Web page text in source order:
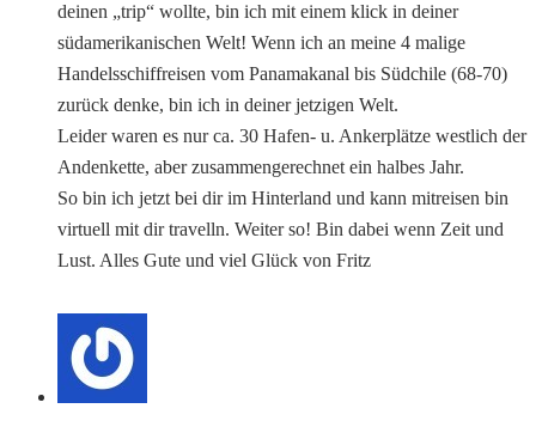
deinen „trip“ wollte, bin ich mit einem klick in deiner
südamerikanischen Welt! Wenn ich an meine 4 malige
Handelsschiffreisen vom Panamakanal bis Südchile (68-70)
zurück denke, bin ich in deiner jetzigen Welt.
Leider waren es nur ca. 30 Hafen- u. Ankerplätze westlich der
Andenkette, aber zusammengerechnet ein halbes Jahr.
So bin ich jetzt bei dir im Hinterland und kann mitreisen bin
virtuell mit dir travelln. Weiter so! Bin dabei wenn Zeit und
Lust. Alles Gute und viel Glück von Fritz